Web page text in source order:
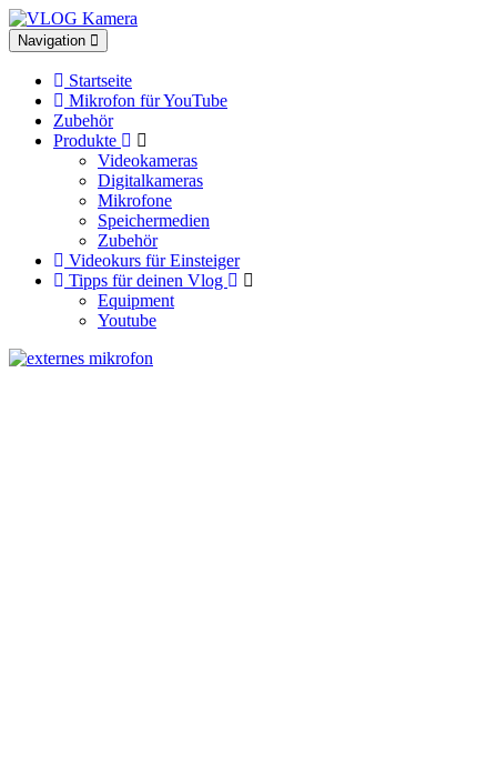
Toggle
navigation
Navigation
Startseite
Mikrofon für YouTube
Zubehör
Produkte
Videokameras
Digitalkameras
Mikrofone
Speichermedien
Zubehör
Videokurs für Einsteiger
Tipps für deinen Vlog
Equipment
Youtube